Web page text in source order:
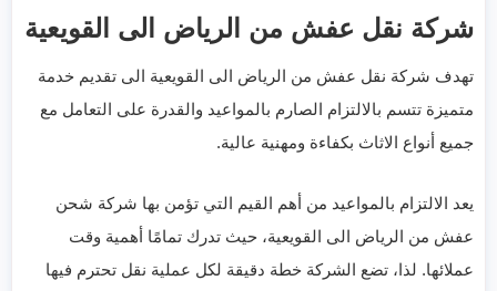
شركة نقل عفش من الرياض الى القويعية
تهدف شركة نقل عفش من الرياض الى القويعية الى تقديم خدمة
متميزة تتسم بالالتزام الصارم بالمواعيد والقدرة على التعامل مع
جميع أنواع الاثاث بكفاءة ومهنية عالية.
يعد الالتزام بالمواعيد من أهم القيم التي تؤمن بها شركة شحن
عفش من الرياض الى القويعية، حيث تدرك تمامًا أهمية وقت
عملائها. لذا، تضع الشركة خطة دقيقة لكل عملية نقل تحترم فيها